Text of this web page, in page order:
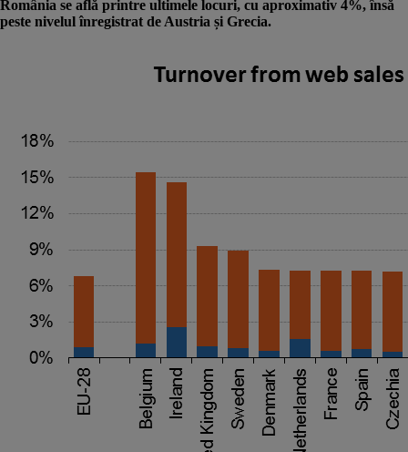
România se află printre ultimele locuri, cu aproximativ 4%, însă
peste nivelul înregistrat de Austria și Grecia.